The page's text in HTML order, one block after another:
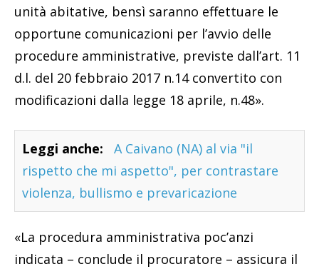
unità abitative, bensì saranno effettuare le
opportune comunicazioni per l’avvio delle
procedure amministrative, previste dall’art. 11
d.l. del 20 febbraio 2017 n.14 convertito con
modificazioni dalla legge 18 aprile, n.48».
Leggi anche:
A Caivano (NA) al via "il
rispetto che mi aspetto", per contrastare
violenza, bullismo e prevaricazione
«La procedura amministrativa poc’anzi
indicata – conclude il procuratore – assicura il